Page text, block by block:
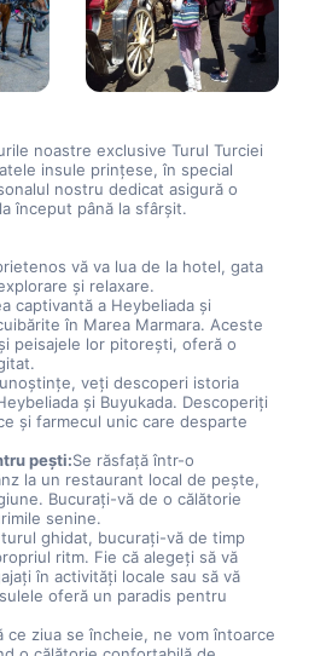
noastre exclusive Turul Turciei
insule prinţese, în special
nostru dedicat asigură o
început până la sfârșit.
vă va lua de la hotel, gata
şi relaxare.
captivantă a Heybeliada şi
în Marea Marmara. Aceste
peisajele lor pitoreşti, oferă o
veți descoperi istoria
și Buyukada. Descoperiţi
şi farmecul unic care desparte
peşti:Se răsfață într-o
la un restaurant local de pește,
Bucurați-vă de o călătorie
senine.
turul ghidat, bucurați-vă de timp
ritm. Fie că alegeţi să vă
în activităţi locale sau să vă
oferă un paradis pentru
ce ziua se încheie, ne vom întoarce